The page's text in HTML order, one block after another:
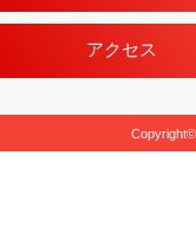
アクセス